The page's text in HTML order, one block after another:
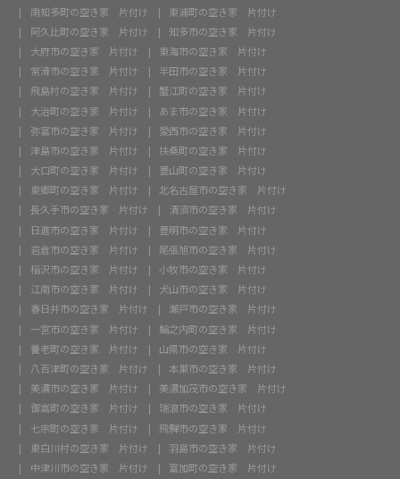
南知多町の空き家 片付け
東浦町の空き家 片付け
阿久比町の空き家 片付け
知多市の空き家 片付け
大府市の空き家 片付け
東海市の空き家 片付け
常滑市の空き家 片付け
半田市の空き家 片付け
飛島村の空き家 片付け
蟹江町の空き家 片付け
大治町の空き家 片付け
あま市の空き家 片付け
弥富市の空き家 片付け
愛西市の空き家 片付け
津島市の空き家 片付け
扶桑町の空き家 片付け
大口町の空き家 片付け
豊山町の空き家 片付け
東郷町の空き家 片付け
北名古屋市の空き家 片付け
長久手市の空き家 片付け
清須市の空き家 片付け
日進市の空き家 片付け
豊明市の空き家 片付け
岩倉市の空き家 片付け
尾張旭市の空き家 片付け
稲沢市の空き家 片付け
小牧市の空き家 片付け
江南市の空き家 片付け
犬山市の空き家 片付け
春日井市の空き家 片付け
瀬戸市の空き家 片付け
一宮市の空き家 片付け
輪之内町の空き家 片付け
養老町の空き家 片付け
山県市の空き家 片付け
八百津町の空き家 片付け
本巣市の空き家 片付け
美濃市の空き家 片付け
美濃加茂市の空き家 片付け
御嵩町の空き家 片付け
瑞浪市の空き家 片付け
七宗町の空き家 片付け
飛騨市の空き家 片付け
東白川村の空き家 片付け
羽島市の空き家 片付け
中津川市の空き家 片付け
富加町の空き家 片付け